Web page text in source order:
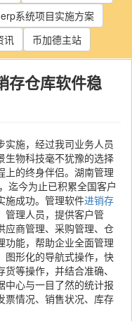
erp系统项目实施方案
讯 币加德主站
存仓库软件稳
施，经过我司业务人员
生物科技毫不犹豫的选择
上的终身伴侣。湖南管理
迄今为止已积累全国客户
施成功。管理软件进销存
管理人员，提供客户管
应商管理、采购管理、仓
功能，帮助企业全面管理
图形化的导航式操作，快
等操作，并结合准确、
中心与一目了然的统计报
票情况、销售状况、库存